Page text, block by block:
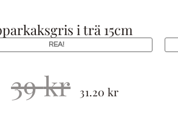
i trä 15cm
REA!
39kr 31.20 kr